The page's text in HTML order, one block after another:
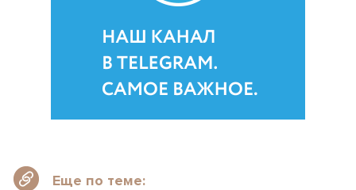
Еще по теме: